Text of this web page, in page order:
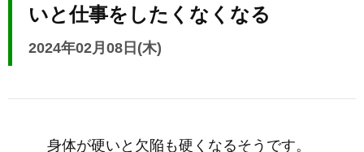
いと仕事をしたくなくなる
2024年02月08日(木)
身体が硬いと欠陥も硬くなるそうです。